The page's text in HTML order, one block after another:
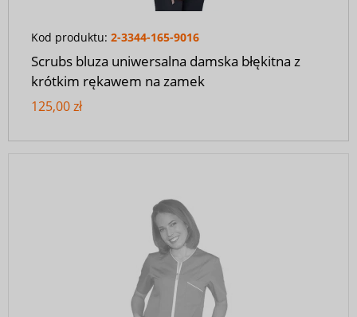
Kod produktu: 2-3344-165-9016
Scrubs bluza uniwersalna damska błękitna z
krótkim rękawem na zamek
125,00 zł